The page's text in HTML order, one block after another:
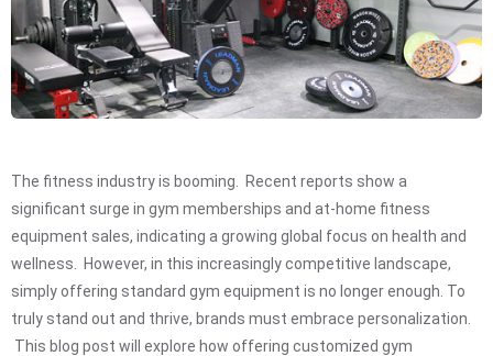
The fitness industry is booming. Recent reports show a
significant surge in gym memberships and at-home fitness
equipment sales, indicating a growing global focus on health and
wellness. However, in this increasingly competitive landscape,
simply offering standard gym equipment is no longer enough. To
truly stand out and thrive, brands must embrace personalization.
This blog post will explore how offering customized gym